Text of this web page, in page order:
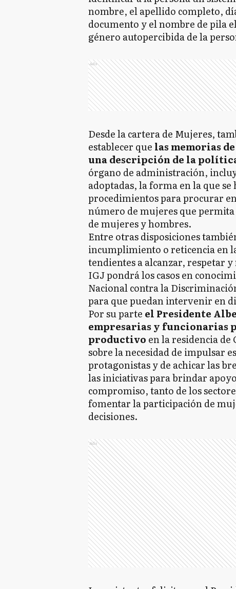
nombre, el apellido completo,
documento y el nombre de pila
género autopercibida de la
Ads
Desde la cartera de Mujeres,
establecer que las memorias
una descripción de la
órgano de administración,
adoptadas, la forma en la que
procedimientos para procurar
número de mujeres que
de mujeres y hombres.
Entre otras disposiciones
incumplimiento o reticencia en
tendientes a alcanzar, respetar
IGJ pondrá los casos en
Nacional contra la
para que puedan intervenir en
Por su parte el Presidente
empresarias y funcionarias
productivo en la residencia
sobre la necesidad de impulsar
protagonistas y de achicar las
las iniciativas para brindar
compromiso, tanto de los
fomentar la participación de
decisiones.
Ads